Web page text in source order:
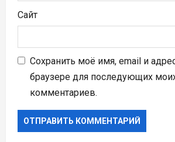
Сайт
Сохранить моё имя, email и
браузере для последующих
комментариев.